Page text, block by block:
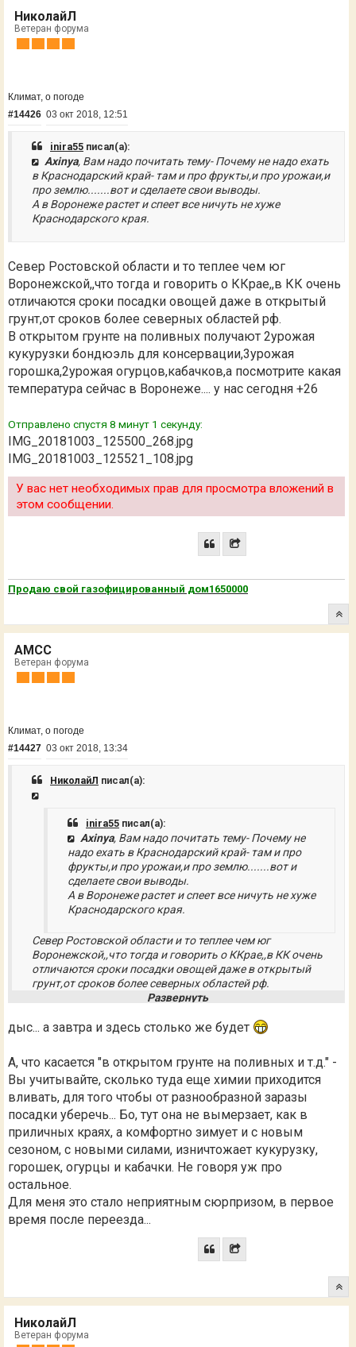
НиколайЛ
Ветеран форума
Климат, о погоде
#14426 03 окт 2018, 12:51
inira55 писал(а):
Axinya, Вам надо почитать тему- Почему не надо ехать
в Краснодарский край- там и про фрукты,и про урожаи,и
про землю.......вот и сделаете свои выводы.
А в Воронеже растет и спеет все ничуть не хуже
Краснодарского края.
Север Ростовской области и то теплее чем юг
Воронежской,,что тогда и говорить о ККрае,,в КК очень
отличаются сроки посадки овощей даже в открытый
грунт,от сроков более северных областей рф.
В открытом грунте на поливных получают 2урожая
кукурузки бондюэль для консервации,3урожая
горошка,2урожая огурцов,кабачков,а посмотрите какая
температура сейчас в Воронеже.... у нас сегодня +26
Отправлено спустя 8 минут 1 секунду:
IMG_20181003_125500_268.jpg
IMG_20181003_125521_108.jpg
У вас нет необходимых прав для просмотра вложений в
этом сообщении.
Продаю свой газофицированный дом1650000
AMCC
Ветеран форума
Климат, о погоде
#14427 03 окт 2018, 13:34
НиколайЛ писал(а):
inira55 писал(а):
Axinya, Вам надо почитать тему- Почему не
надо ехать в Краснодарский край- там и про
фрукты,и про урожаи,и про землю.......вот и
сделаете свои выводы.
А в Воронеже растет и спеет все ничуть не хуже
Краснодарского края.
Север Ростовской области и то теплее чем юг
Воронежской,,что тогда и говорить о ККрае,,в КК очень
отличаются сроки посадки овощей даже в открытый
грунт,от сроков более северных областей рф.
В открытом грунте на поливных получают 2урожая
горошка,2урожая огурцов,кабачков,а посмотрите какая
Отправлено спустя 8 минут 1 секунду:
IMG_20181003_125500_268.jpgIMG_20181003_125521_10
8.jpg
дыс... а завтра и здесь столько же будет
А, что касается "в открытом грунте на поливных и т.д." -
Вы учитывайте, сколько туда еще химии приходится
вливать, для того чтобы от разнообразной заразы
посадки уберечь... Бо, тут она не вымерзает, как в
приличных краях, а комфортно зимует и с новым
сезоном, с новыми силами, изничтожает кукурузку,
горошек, огурцы и кабачки. Не говоря уж про
остальное.
Для меня это стало неприятным сюрпризом, в первое
время после переезда...
НиколайЛ
Ветеран форума